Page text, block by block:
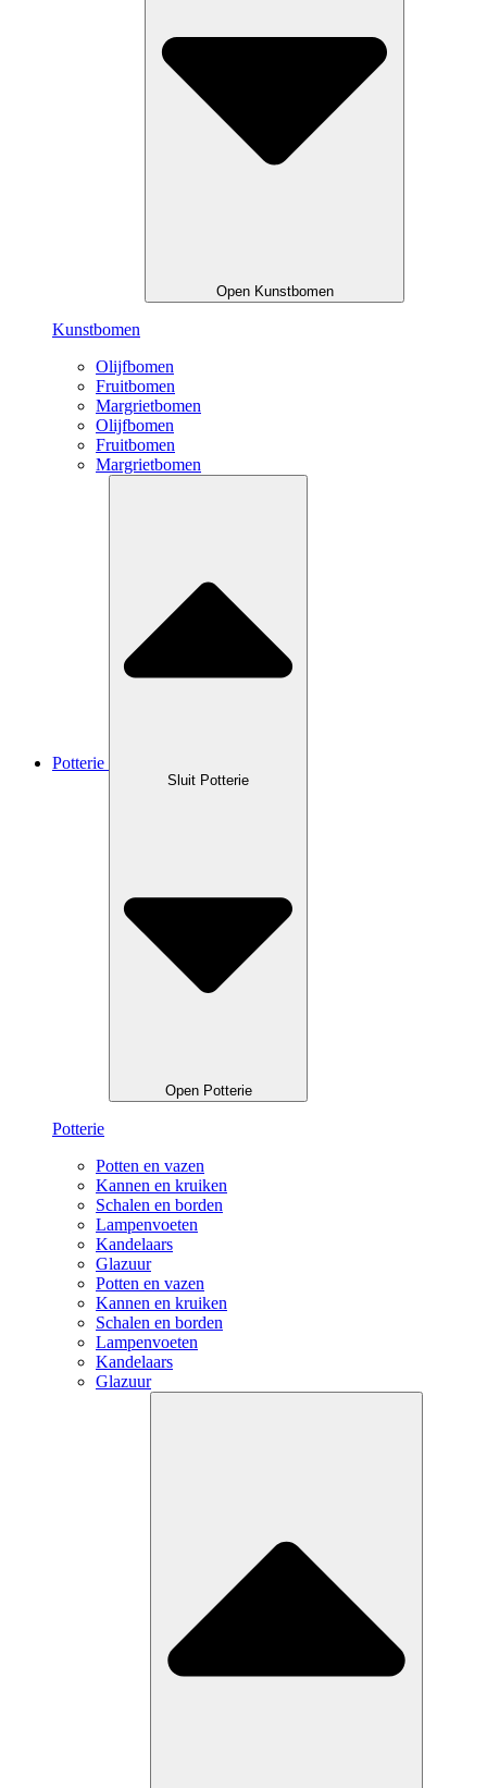
Open Kunstbomen
Kunstbomen
Olijfbomen
Fruitbomen
Margrietbomen
Olijfbomen
Fruitbomen
Margrietbomen
Potterie
Sluit Potterie
Open Potterie
Potterie
Potten en vazen
Kannen en kruiken
Schalen en borden
Lampenvoeten
Kandelaars
Glazuur
Potten en vazen
Kannen en kruiken
Schalen en borden
Lampenvoeten
Kandelaars
Glazuur